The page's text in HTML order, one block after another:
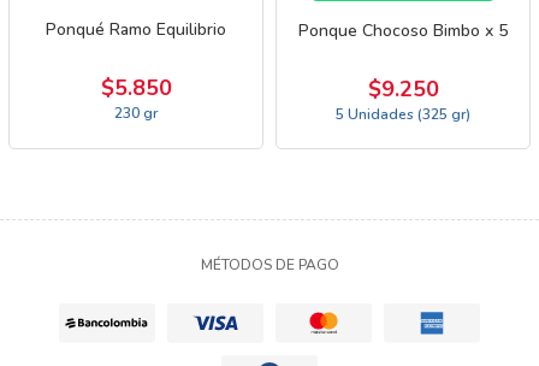
Ponqué Ramo Equilibrio
$5.850
230 gr
Ponque Chocoso Bimbo x 5
$9.250
5 Unidades (325 gr)
MÉTODOS DE PAGO